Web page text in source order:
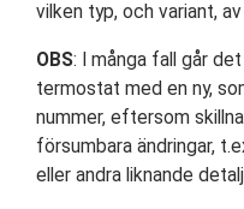
vilken typ, och variant,
OBS: I många fall går
termostat med en ny,
nummer, eftersom
försumbara ändringar,
eller andra liknande